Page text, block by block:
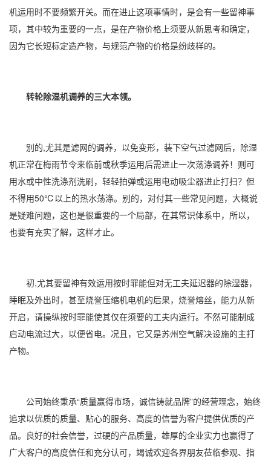
机运用时不要频繁开关。而在进止这项事情时，是会有一些留神事
项，其中较为重要的一点，是在产物价格上须要从新思考和确定，
因为它长短标定造产物，与规范产物的价格是纷歧样的。
转轮除湿机调养的三大本领。
别的,尤其是滤网的调养，以免变形，装下空气过滤网后，除湿
机正常在梅雨节令来临前或秋季运用后需进止一次荡涤调养！则可
用水或中性洗涤剂洗刷，轻轻拍弹或运用电动吸尘器进止打扫？但
不得用50℃以上的热水荡涤。别的，对付其一些常见问题，大概说
是疑难问题，这也是很重要的一个局部，在其常识体系中，所以，
也要有充实了解，这样才止。
初,尤其要留神有效运用按时罪能但对无工夫延迟器的除湿器，
睡眠及外出时，甚至烧誉压缩机电机的后果，烧誉熔丝，能力从新
开启，请操纵按时罪能使其仅在须要的工夫内运行。不然可能制成
启动电流过大，以便省电。况且，它又是苏州空气解决设施的主打
产物。
公司始终秉承“质量赢得市场，诚信铸就品牌”的经营理念，始终
追求以优质的质量、贴心的服务、高度的信誉为客户提供优质的产
品。良好的社会信誉，过硬的产品质量，雄厚的企业实力也赢得了
广大客户的高度信任和充分认可，竭诚欢迎各界朋友莅临参观、指